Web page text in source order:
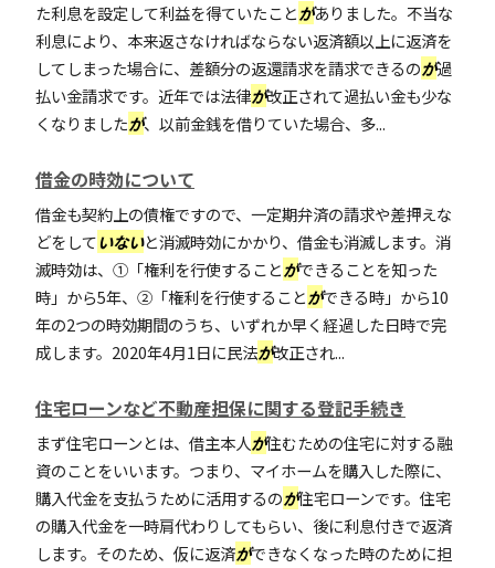
た利息を設定して利益を得ていたことがありました。不当な
利息により、本来返さなければならない返済額以上に返済を
してしまった場合に、差額分の返還請求を請求できるのが過
払い金請求です。近年では法律が改正されて過払い金も少な
くなりましたが、以前金銭を借りていた場合、多...
借金の時効について
借金も契約上の債権ですので、一定期弁済の請求や差押えな
どをしていないと消滅時効にかかり、借金も消滅します。消
滅時効は、①「権利を行使することができることを知った
時」から5年、②「権利を行使することができる時」から10
年の2つの時効期間のうち、いずれか早く経過した日時で完
成します。2020年4月1日に民法が改正され...
住宅ローンなど不動産担保に関する登記手続き
まず住宅ローンとは、借主本人が住むための住宅に対する融
資のことをいいます。つまり、マイホームを購入した際に、
購入代金を支払うために活用するのが住宅ローンです。住宅
の購入代金を一時肩代わりしてもらい、後に利息付きで返済
します。そのため、仮に返済ができなくなった時のために担